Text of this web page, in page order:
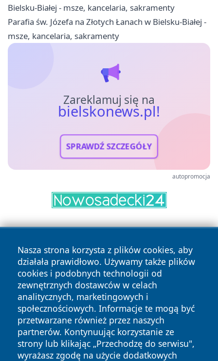
Bielsku-Białej - msze, kancelaria, sakramenty
Parafia św. Józefa na Złotych Łanach w Bielsku-Białej -
msze, kancelaria, sakramenty
Zareklamuj się na
bielskonews.pl!
SPRAWDŹ SZCZEGÓŁY
autopromocja
Nasza strona korzysta z plików cookies, aby
działała prawidłowo. Używamy także plików
cookies i podobnych technologii od
zewnętrznych dostawców w celach
analitycznych, marketingowych i
społecznościowych. Informacje te mogą być
przetwarzane również przez naszych
partnerów. Kontynuując korzystanie ze
strony lub klikając „Przechodzę do serwisu",
wyrażasz zgodę na użycie dodatkowych
Copyright © 2026 bielskonews.pl Wszystkie prawa
zastrzeżone.
News Autorzy
Polityka
Prywatności
Polityka
Cookies